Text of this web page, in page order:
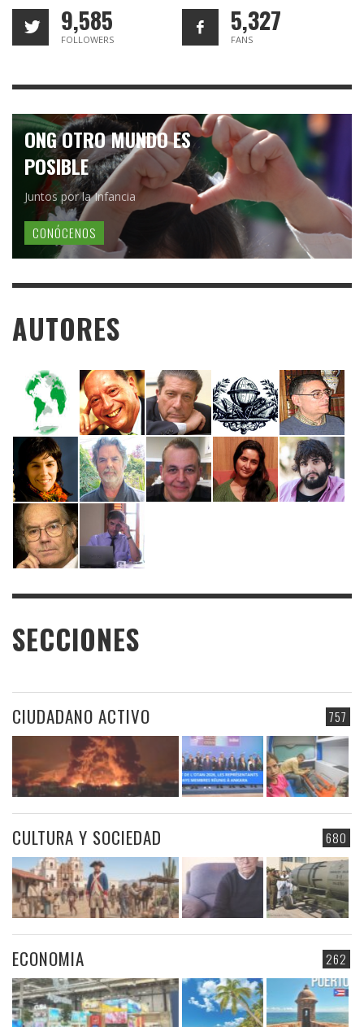
9,585
FOLLOWERS
5,327
FANS
ONG OTRO MUNDO ES
POSIBLE
Juntos por la Infancia
CONÓCENOS
AUTORES
SECCIONES
757
CIUDADANO ACTIVO
680
CULTURA Y SOCIEDAD
262
ECONOMIA